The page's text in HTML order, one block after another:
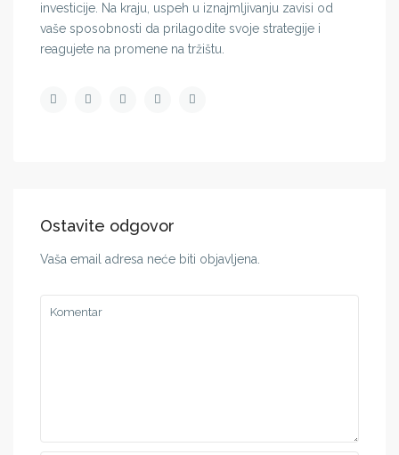
investicije. Na kraju, uspeh u iznajmljivanju zavisi od
vaše sposobnosti da prilagodite svoje strategije i
reagujete na promene na tržištu.
Ostavite odgovor
Vaša email adresa neće biti objavljena.